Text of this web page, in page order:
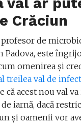
Crăciun
de
Padova, este
omenirea și
treilea val de
că acest nou val
iarnă, dacă
și oamenii vor